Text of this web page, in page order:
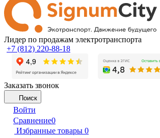
Лидер по продажам электротранспорта
+7 (812) 220-88-18
Заказать звонок
Поиск
Войти
Сравнение0
Избранные товары 0